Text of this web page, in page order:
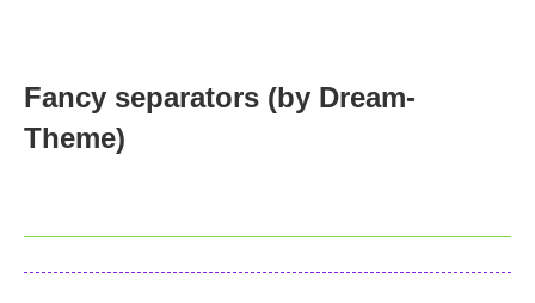
Fancy separators (by Dream-
Theme)